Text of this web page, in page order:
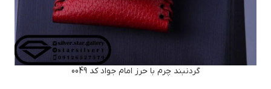
گردنبند چرم با حرز امام جواد کد 0049